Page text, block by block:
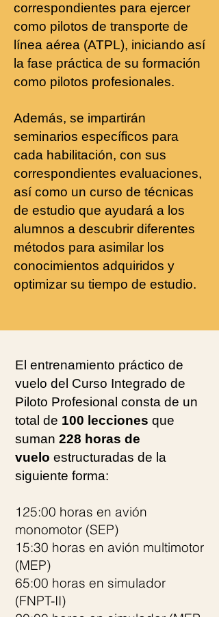
correspondientes para ejercer
como pilotos de transporte de
línea aérea (ATPL), iniciando así
la fase práctica de su formación
como pilotos profesionales.
Además, se impartirán
seminarios específicos para
cada habilitación, con sus
correspondientes evaluaciones,
así como un curso de técnicas
de estudio que ayudará a los
alumnos a descubrir diferentes
métodos para asimilar los
conocimientos adquiridos y
optimizar su tiempo de estudio.
El entrenamiento práctico de
vuelo del Curso Integrado de
Piloto Profesional consta de un
total de 100 lecciones que
suman 228 horas de
vuelo estructuradas de la
siguiente forma:
​125:00 horas en avión
monomotor (SEP)
15:30 horas en avión multimotor
(MEP)
65:00 horas en simulador
(FNPT-II)